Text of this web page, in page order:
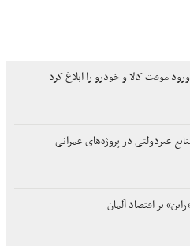
موقت کالا و خودرو را ابلاغ کرد
غیردولتی در پروژه‌های عمرانی
بر اقتصاد آلمان